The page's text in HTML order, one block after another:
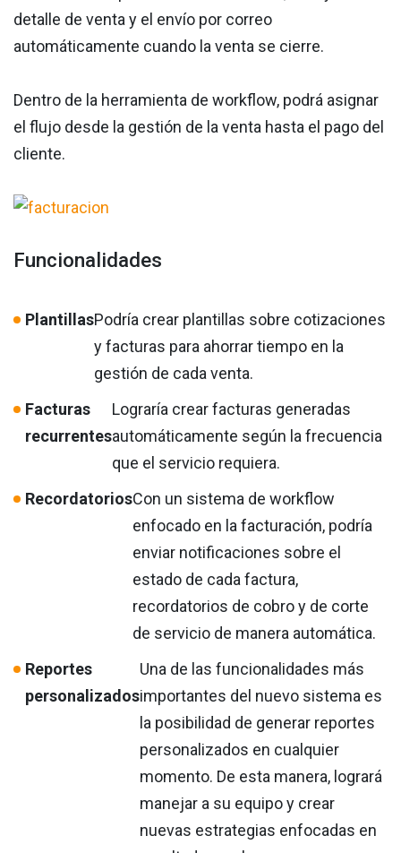
detalle de venta y el envío por correo
automáticamente cuando la venta se cierre.
Dentro de la herramienta de workflow, podrá asignar
el flujo desde la gestión de la venta hasta el pago del
cliente.
Funcionalidades
PlantillasPodría crear plantillas sobre cotizaciones
y facturas para ahorrar tiempo en la
gestión de cada venta.
Facturas
recurrentes
Lograría crear facturas generadas
automáticamente según la frecuencia
que el servicio requiera.
RecordatoriosCon un sistema de workflow
enfocado en la facturación, podría
enviar notificaciones sobre el
estado de cada factura,
recordatorios de cobro y de corte
de servicio de manera automática.
Reportes
personalizados
Una de las funcionalidades más
importantes del nuevo sistema es
la posibilidad de generar reportes
personalizados en cualquier
momento. De esta manera, logrará
manejar a su equipo y crear
nuevas estrategias enfocadas en